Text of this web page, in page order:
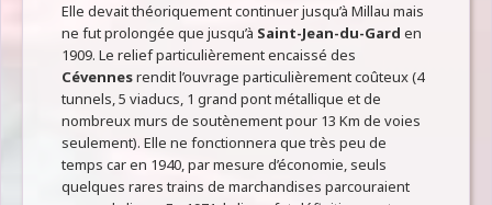
Elle devait théoriquement continuer jusqu’à Millau mais
ne fut prolongée que jusqu’à Saint-Jean-du-Gard en
1909. Le relief particulièrement encaissé des
Cévennesrendit l’ouvrage particulièrement coûteux (4
tunnels, 5 viaducs, 1 grand pont métallique et de
nombreux murs de soutènement pour 13 Km de voies
seulement). Elle ne fonctionnera que très peu de
temps car en 1940, par mesure d’économie, seuls
quelques rares trains de marchandises parcouraient